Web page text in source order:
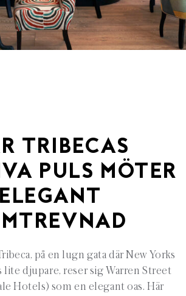
TRIBECAS
PULS MÖTER
ELEGANT
på en lugn gata där New Yorks
lite djupare, reser sig Warren Street
Hotels) som en elegant oas. Här